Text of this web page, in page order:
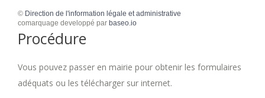
© Direction de l'information légale et administrative
comarquage developpé par baseo.io
Procédure
Vous pouvez passer en mairie pour obtenir les formulaires
adéquats ou les télécharger sur internet.